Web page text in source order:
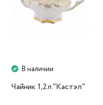
В наличии
Чайник 1,2л."Кастэл"